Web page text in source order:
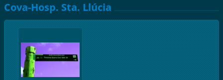
Cova-Hosp. Sta. Llúcia